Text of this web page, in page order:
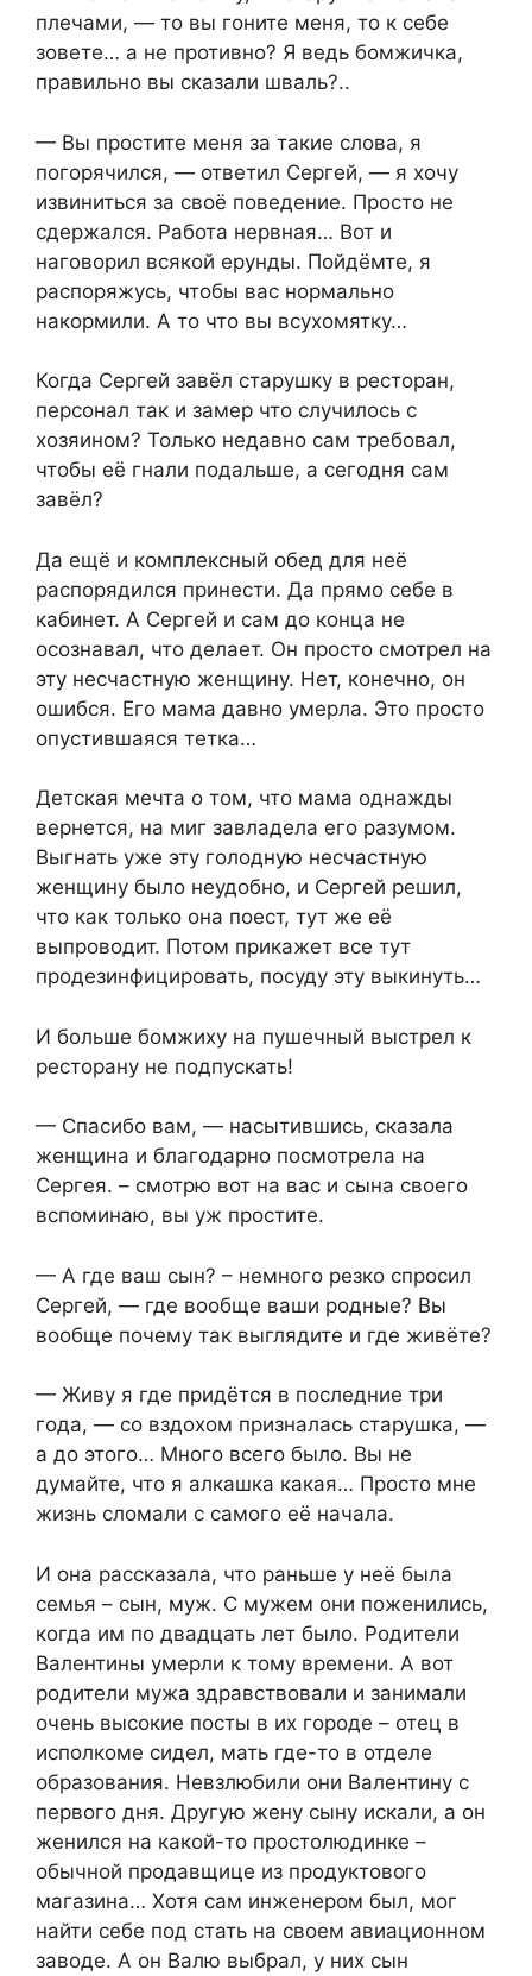
плечами, — то вы гоните меня, то к себе
зовете… а не противно? Я ведь бомжичка,
правильно вы сказали шваль?..
— Вы простите меня за такие слова, я
погорячился, — ответил Сергей, — я хочу
извиниться за своё поведение. Просто не
сдержался. Работа нервная… Вот и
наговорил всякой ерунды. Пойдёмте, я
распоряжусь, чтобы вас нормально
накормили. А то что вы всухомятку…
Когда Сергей завёл старушку в ресторан,
персонал так и замер что случилось с
хозяином? Только недавно сам требовал,
чтобы её гнали подальше, а сегодня сам
завёл?
Да ещё и комплексный обед для неё
распорядился принести. Да прямо себе в
кабинет. А Сергей и сам до конца не
осознавал, что делает. Он просто смотрел на
эту несчастную женщину. Нет, конечно, он
ошибся. Его мама давно умерла. Это просто
опустившаяся тетка…
Детская мечта о том, что мама однажды
вернется, на миг завладела его разумом.
Выгнать уже эту голодную несчастную
женщину было неудобно, и Сергей решил,
что как только она поест, тут же её
выпроводит. Потом прикажет все тут
продезинфицировать, посуду эту выкинуть…
И больше бомжиху на пушечный выстрел к
ресторану не подпускать!
— Спасибо вам, — насытившись, сказала
женщина и благодарно посмотрела на
Сергея. – смотрю вот на вас и сына своего
вспоминаю, вы уж простите.
— А где ваш сын? – немного резко спросил
Сергей, — где вообще ваши родные? Вы
вообще почему так выглядите и где живёте?
— Живу я где придётся в последние три
года, — со вздохом призналась старушка, —
а до этого… Много всего было. Вы не
думайте, что я алкашка какая… Просто мне
жизнь сломали с самого её начала.
И она рассказала, что раньше у неё была
семья – сын, муж. С мужем они поженились,
когда им по двадцать лет было. Родители
Валентины умерли к тому времени. А вот
родители мужа здравствовали и занимали
очень высокие посты в их городе – отец в
исполкоме сидел, мать где-то в отделе
образования. Невзлюбили они Валентину с
первого дня. Другую жену сыну искали, а он
женился на какой-то простолюдинке –
обычной продавщице из продуктового
магазина… Хотя сам инженером был, мог
найти себе под стать на своем авиационном
заводе. А он Валю выбрал, у них сын